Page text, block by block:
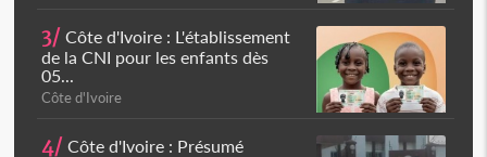
3/ Côte d'Ivoire : L'établissement
de la CNI pour les enfants dès
05...
Côte d'Ivoire
4/ Côte d'Ivoire : Présumé